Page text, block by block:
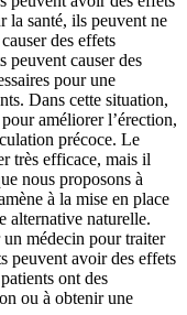
la santé, ils peuvent ne
des effets
peuvent causer des
pour une
Dans cette situation,
améliorer l’érection,
précoce. Le
très efficace, mais il
nous proposons à
à la mise en place
alternative naturelle.
un médecin pour traiter
peuvent avoir des effets
ont des
ou à obtenir une